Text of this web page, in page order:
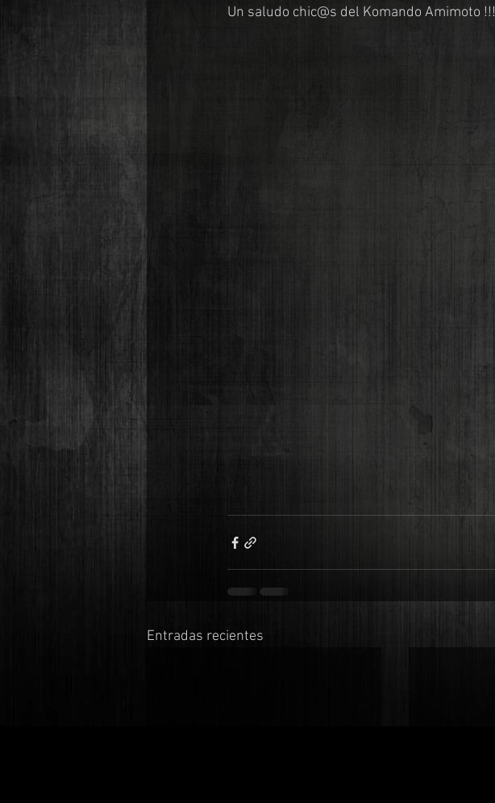
Un saludo chic@s del Komando Amimoto !!!
Entradas recientes